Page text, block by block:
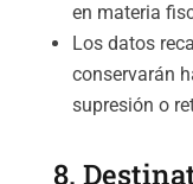
en materia
Los datos
conservarán
supresión o
8.